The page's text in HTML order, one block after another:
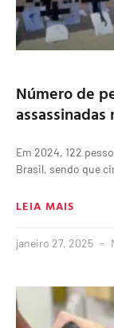
Número de
assassinadas
Em 2024, 122
Brasil, sendo que
LEIA MAIS
janeiro 27, 2025